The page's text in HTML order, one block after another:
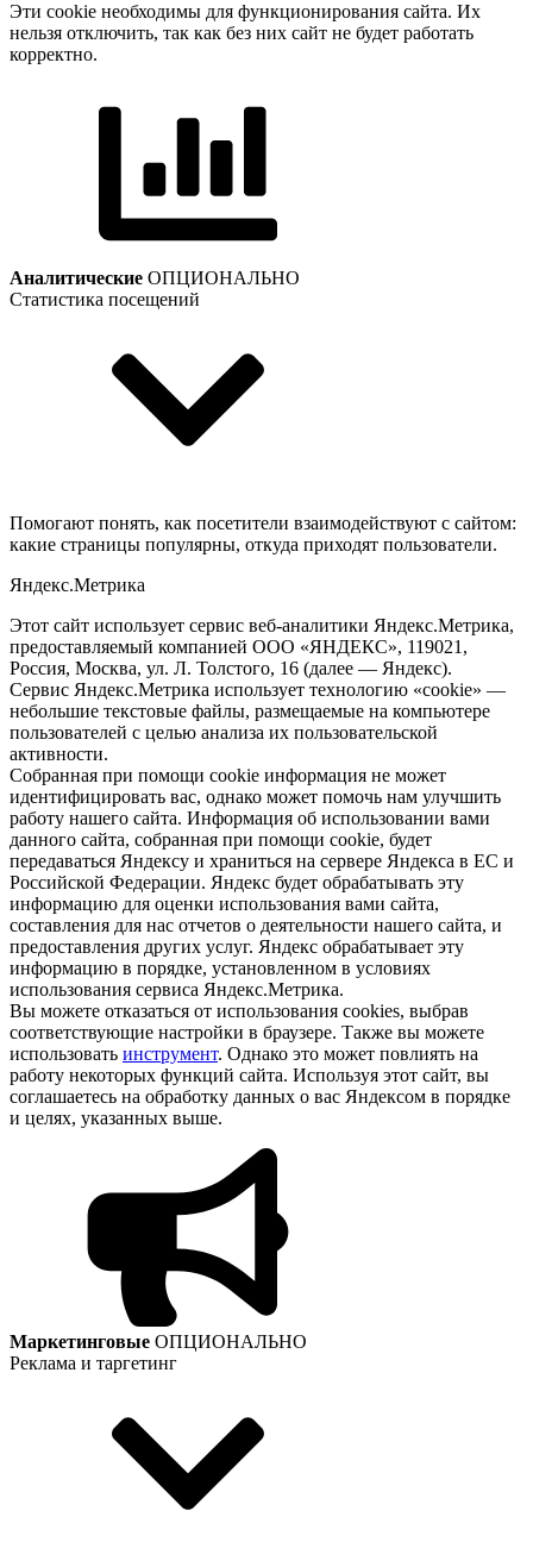
Эти cookie необходимы для функционирования сайта. Их
нельзя отключить, так как без них сайт не будет работать
корректно.
Аналитические ОПЦИОНАЛЬНО
Статистика посещений
Помогают понять, как посетители взаимодействуют с сайтом:
какие страницы популярны, откуда приходят пользователи.
Яндекс.Метрика
Этот сайт использует сервис веб-аналитики Яндекс.Метрика,
предоставляемый компанией ООО «ЯНДЕКС», 119021,
Россия, Москва, ул. Л. Толстого, 16 (далее — Яндекс).
Сервис Яндекс.Метрика использует технологию «cookie» —
небольшие текстовые файлы, размещаемые на компьютере
пользователей с целью анализа их пользовательской
активности.
Собранная при помощи cookie информация не может
идентифицировать вас, однако может помочь нам улучшить
работу нашего сайта. Информация об использовании вами
данного сайта, собранная при помощи cookie, будет
передаваться Яндексу и храниться на сервере Яндекса в ЕС и
Российской Федерации. Яндекс будет обрабатывать эту
информацию для оценки использования вами сайта,
составления для нас отчетов о деятельности нашего сайта, и
предоставления других услуг. Яндекс обрабатывает эту
информацию в порядке, установленном в условиях
использования сервиса Яндекс.Метрика.
Вы можете отказаться от использования cookies, выбрав
соответствующие настройки в браузере. Также вы можете
использовать инструмент. Однако это может повлиять на
работу некоторых функций сайта. Используя этот сайт, вы
соглашаетесь на обработку данных о вас Яндексом в порядке
и целях, указанных выше.
Маркетинговые ОПЦИОНАЛЬНО
Реклама и таргетинг